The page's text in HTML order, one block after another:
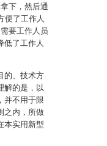
下，然后通
便了工作人
要工作人员
低了工作人
的、技术方
解的是，以
并不用于限
之内，所做
本实用新型